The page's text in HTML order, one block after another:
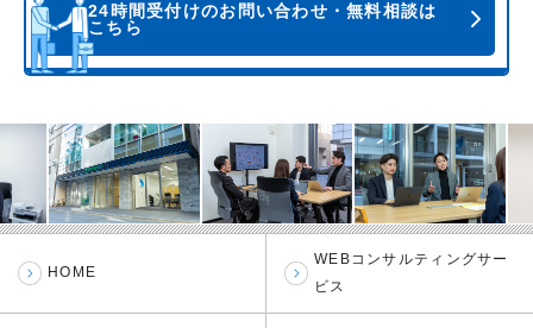
24時間受付けのお問い合わせ・無料相談は
こちら
HOME
WEBコンサルティングサー
ビス